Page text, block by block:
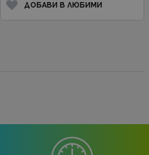
ДОБАВИ В ЛЮБИМИ